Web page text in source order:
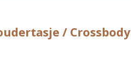
/ Crossbody